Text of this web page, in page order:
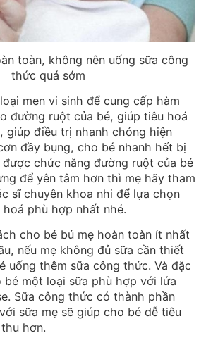
toàn, không nên uống sữa công
thức quá sớm
men vi sinh để cung cấp hàm
đường ruột của bé, giúp tiêu hoá
điều trị nhanh chóng hiện
đầy bụng, cho bé nhanh hết bị
chức năng đường ruột của bé
để yên tâm hơn thì mẹ hãy tham
sĩ chuyên khoa nhi để lựa chọn
phù hợp nhất nhé.
cho bé bú mẹ hoàn toàn ít nhất
nếu mẹ không đủ sữa cần thiết
uống thêm sữa công thức. Và đặc
bé một loại sữa phù hợp với lứa
Sữa công thức có thành phần
sữa mẹ sẽ giúp cho bé dễ tiêu
hơn.